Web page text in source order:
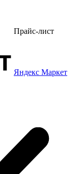
Прайс-лист
Яндекс Маркет